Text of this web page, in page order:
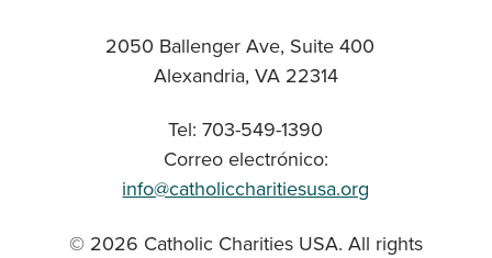
2050 Ballenger Ave, Suite 400
Alexandria, VA 22314
Tel: 703-549-1390
Correo electrónico:
info@catholiccharitiesusa.org
© 2026 Catholic Charities USA. All rights